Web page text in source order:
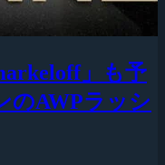
」も予
のAWPラッシ